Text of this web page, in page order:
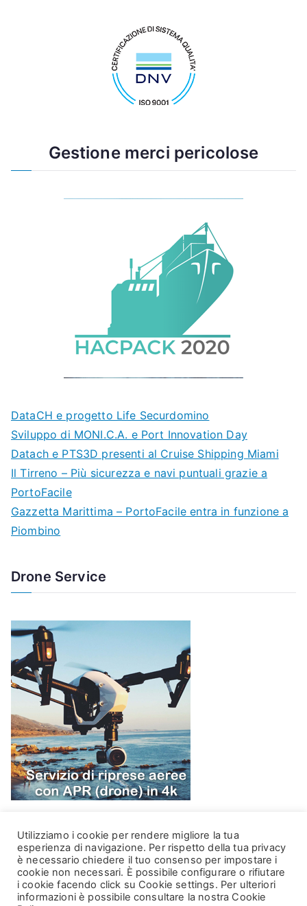
Gestione merci pericolose
DataCH e progetto Life Securdomino
Sviluppo di MONI.C.A. e Port Innovation Day
Datach e PTS3D presenti al Cruise Shipping Miami
Il Tirreno – Più sicurezza e navi puntuali grazie a
PortoFacile
Gazzetta Marittima – PortoFacile entra in funzione a
Piombino
Drone Service
Utilizziamo i cookie per rendere migliore la tua
esperienza di navigazione. Per rispetto della tua privacy
è necessario chiedere il tuo consenso per impostare i
cookie non necessari. È possibile configurare o rifiutare
i cookie facendo click su Cookie settings. Per ulteriori
informazioni è possibile consultare la nostra Cookie